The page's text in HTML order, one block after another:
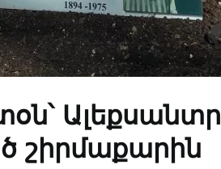
Ալեքսանտր
շիրմաքարին